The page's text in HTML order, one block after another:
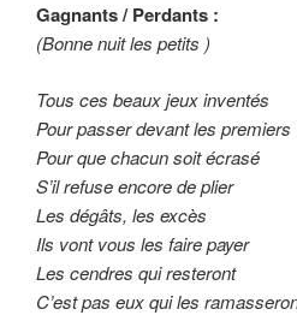
Gagnants / Perdants :
(Bonne nuit les petits )
Tous ces beaux jeux inventés
Pour passer devant les premiers
Pour que chacun soit écrasé
S’il refuse encore de plier
Les dégâts, les excès
Ils vont vous les faire payer
Les cendres qui resteront
C’est pas eux qui les